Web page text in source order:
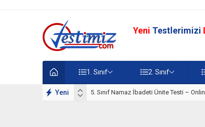
Yeni Testlerimizi
1. Sınıf 2. Sınıf
Yeni 5. Sınıf Namaz İbadeti Ünite Testi –